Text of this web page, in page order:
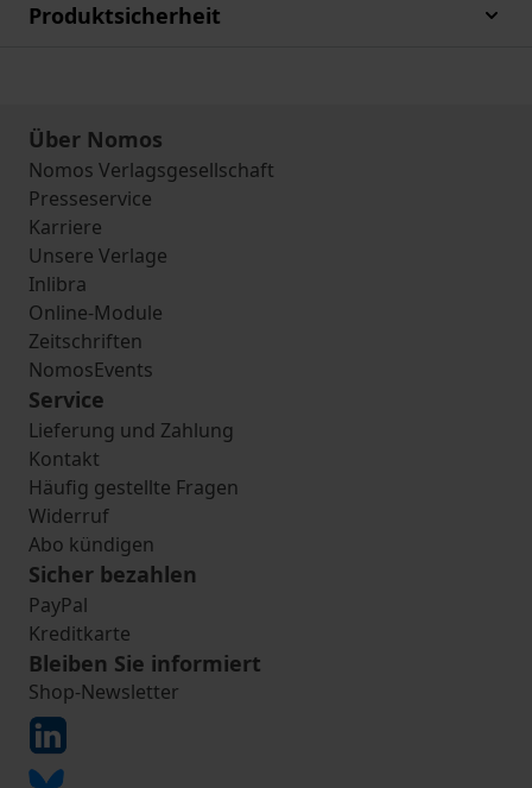
Produktsicherheit
Über Nomos
Nomos Verlagsgesellschaft
Presseservice
Karriere
Unsere Verlage
Inlibra
Online-Module
Zeitschriften
NomosEvents
Service
Lieferung und Zahlung
Kontakt
Häufig gestellte Fragen
Widerruf
Abo kündigen
Sicher bezahlen
PayPal
Kreditkarte
Bleiben Sie informiert
Shop-Newsletter